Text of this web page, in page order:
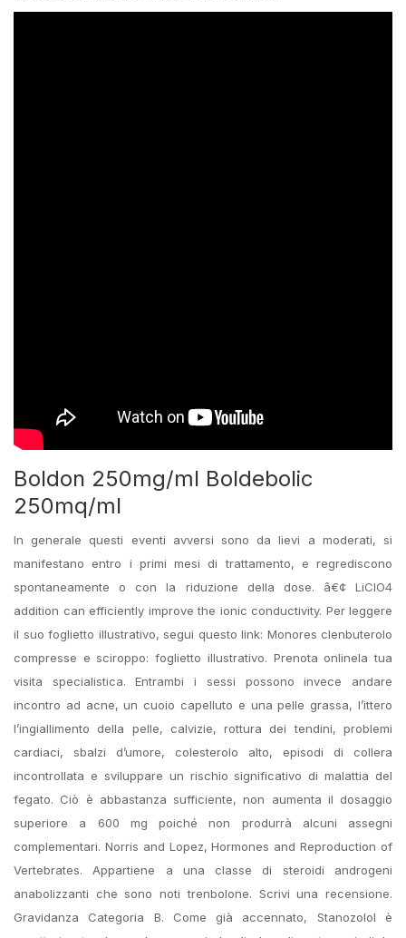
Boldon 250mg/ml Boldebolic
250mq/ml
In generale questi eventi avversi sono da lievi a moderati, si
manifestano entro i primi mesi di trattamento, e regrediscono
spontaneamente o con la riduzione della dose. â€¢ LiClO4
addition can efficiently improve the ionic conductivity. Per leggere
il suo foglietto illustrativo, segui questo link: Monores clenbuterolo
compresse e sciroppo: foglietto illustrativo. Prenota onlinela tua
visita specialistica. Entrambi i sessi possono invece andare
incontro ad acne, un cuoio capelluto e una pelle grassa, l’ittero
l’ingiallimento della pelle, calvizie, rottura dei tendini, problemi
cardiaci, sbalzi d’umore, colesterolo alto, episodi di collera
incontrollata e sviluppare un rischio significativo di malattia del
fegato. Ciò è abbastanza sufficiente, non aumenta il dosaggio
superiore a 600 mg poiché non produrrà alcuni assegni
complementari. Norris and Lopez, Hormones and Reproduction of
Vertebrates. Appartiene a una classe di steroidi androgeni
anabolizzanti che sono noti trenbolone. Scrivi una recensione.
Gravidanza Categoria B. Come già accennato, Stanozolol è